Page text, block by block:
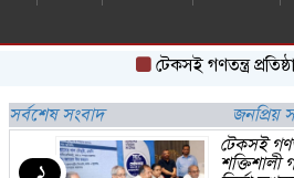
টেকসই গণতন্ত্র প্রতিষ্ঠায়
সর্বশেষ সংবাদ জনপ্রিয়
১
টেকসই
শক্তিশালী